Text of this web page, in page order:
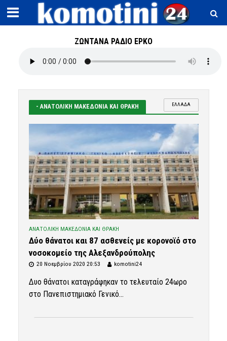
ΖΩΝΤΑΝΑ ΡΑΔΙΟ ΕΡΚΟ
- ΑΝΑΤΟΛΙΚΗ ΜΑΚΕΔΟΝΙΑ ΚΑΙ ΘΡΑΚΗ ΕΛΛΑΔΑ
ΑΝΑΤΟΛΙΚΗ ΜΑΚΕΔΟΝΙΑ ΚΑΙ ΘΡΑΚΗ
Δύο θάνατοι και 87 ασθενείς με κορονοϊό στο
νοσοκομείο της Αλεξανδρούπολης
20 Νοεμβρίου 2020 20:53 komotini24
Δυο θάνατοι καταγράφηκαν το τελευταίο 24ωρο
στο Πανεπιστημιακό Γενικό...